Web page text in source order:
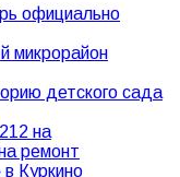
официально
микрорайон
детского сада
на
ремонт
Куркино